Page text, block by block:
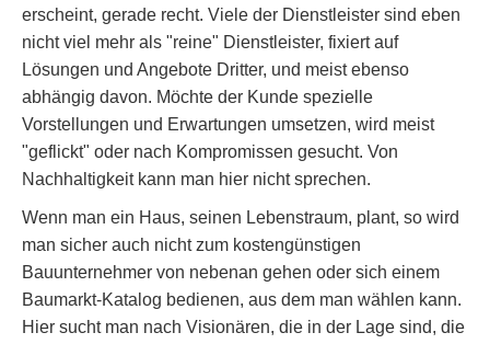
erscheint, gerade recht. Viele der Dienstleister sind eben
nicht viel mehr als "reine" Dienstleister, fixiert auf
Lösungen und Angebote Dritter, und meist ebenso
abhängig davon. Möchte der Kunde spezielle
Vorstellungen und Erwartungen umsetzen, wird meist
"geflickt" oder nach Kompromissen gesucht. Von
Nachhaltigkeit kann man hier nicht sprechen.
Wenn man ein Haus, seinen Lebenstraum, plant, so wird
man sicher auch nicht zum kostengünstigen
Bauunternehmer von nebenan gehen oder sich einem
Baumarkt-Katalog bedienen, aus dem man wählen kann.
Hier sucht man nach Visionären, die in der Lage sind, die